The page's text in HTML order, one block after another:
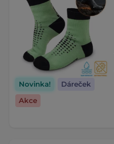
Novinka!
Dáreček
Akce